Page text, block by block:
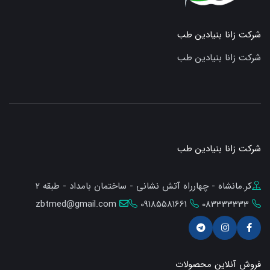
شرکت زانا بنیادین طب
شرکت زانا بنیادین طب
شرکت زانا بنیادین طب
کر.مانشاه - چهارراه آتش نشانی - ساختمان بامداد - طبقه 2
zbtmed@gmail.com
فروش آنلاین محصولات